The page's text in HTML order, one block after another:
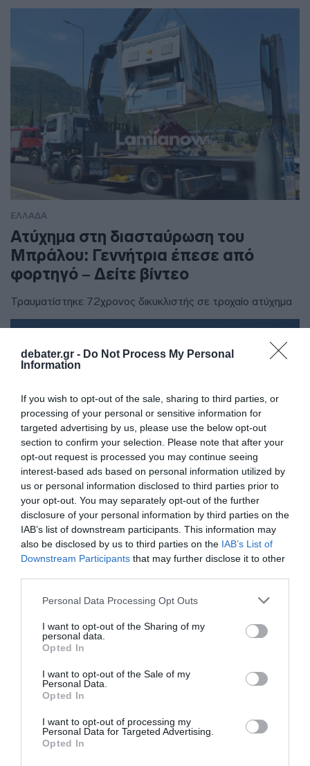
debater.gr - Do Not Process My Personal
Information
If you wish to opt-out of the sale, sharing to third parties, or
processing of your personal or sensitive information for
targeted advertising by us, please use the below opt-out
section to confirm your selection. Please note that after your
opt-out request is processed you may continue seeing
interest-based ads based on personal information utilized by
us or personal information disclosed to third parties prior to
your opt-out. You may separately opt-out of the further
disclosure of your personal information by third parties on the
IAB’s list of downstream participants. This information may
also be disclosed by us to third parties on the IAB’s List of
Downstream Participants that may further disclose it to other
Please note that this website/app uses one or more Google
not limited to your visit or usage behaviour. You may click to
grant or deny consent to Google and its third-party tags to
use your data for below specified purposes in below Google
consent section.
Personal Data Processing Opt Outs
I want to opt-out of the Sharing of my
personal data.
Opted In
I want to opt-out of the Sale of my
Personal Data.
Opted In
I want to opt-out of processing my
Personal Data for Targeted Advertising.
Opted In
ΕΛΛΑΔΑ
Ατύχημα στη διασταύρωση του
Μπράλου: Γεννήτρια έπεσε από
φορτηγό – Δείτε βίντεο
Τραυματίστηκε 72χρονος δικυκλιστής σε τροχαίο ατύχημα
ΕΛΛΑΔΑ
Πυρκαγιά στη Μεγάλη Χώρα Αγρινίου
– Σηκώθηκαν δύο αεροσκάφη
ΡΟΗ ΕΙΔΗΣΕΩΝ